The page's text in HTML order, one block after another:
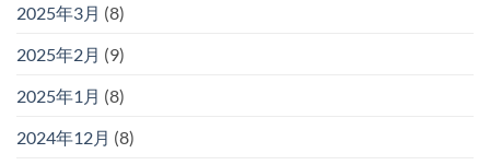
2025年3月 (8)
2025年2月 (9)
2025年1月 (8)
2024年12月 (8)